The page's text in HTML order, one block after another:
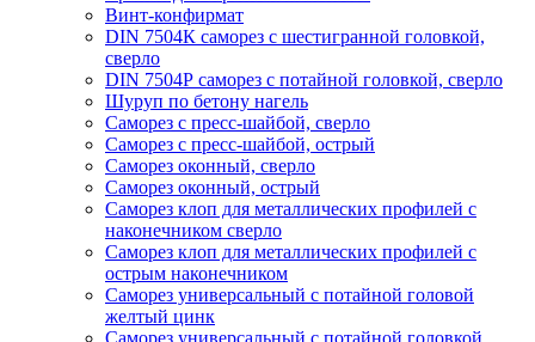
Винт-конфирмат
DIN 7504К саморез с шестигранной головкой,
сверло
DIN 7504Р саморез с потайной головкой, сверло
Шуруп по бетону нагель
Саморез с пресс-шайбой, сверло
Саморез с пресс-шайбой, острый
Саморез оконный, сверло
Саморез оконный, острый
Саморез клоп для металлических профилей с
наконечником сверло
Саморез клоп для металлических профилей с
острым наконечником
Саморез универсальный с потайной головой
желтый цинк
Саморез универсальный с потайной головкой